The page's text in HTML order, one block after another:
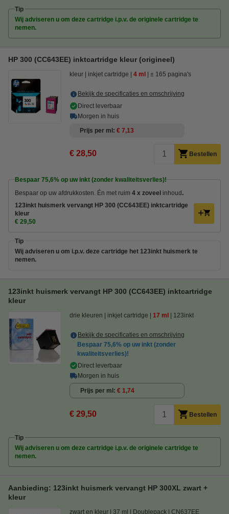
Tip
Wij adviseren u om deze cartridge i.p.v. de originele cartridge te
nemen.
HP 300 (CC643EE) inktcartridge kleur (origineel)
kleur inkjet cartridge 4 ml ± 165 pagina's
Bekijk de specificaties en omschrijving
Direct leverbaar
Morgen in huis
Prijs per ml
€ 7,13
€ 28,50 Bestellen
Bespaar 75,6% op uw inkt (zonder kwaliteitsverlies)!
Bespaar op uw afdrukkosten. Én met ruim 4 x zoveel inhoud .
123inkt huismerk vervangt HP 300 (CC643EE) inktcartridge
kleur
€ 29,50
Tip
Wij adviseren u om i.p.v. deze cartridge het 123inkt huismerk te
nemen.
123inkt huismerk vervangt HP 300 (CC643EE) inktcartridge
kleur
drie kleuren inkjet cartridge 17 ml 123inkt
Bekijk de specificaties en omschrijving
Bespaar 75,6% op uw inkt (zonder
kwaliteitsverlies)!
Direct leverbaar
Morgen in huis
Prijs per ml € 1,74
€ 29,50 Bestellen
Tip
Wij adviseren u om deze cartridge i.p.v. de originele cartridge te
nemen.
Aanbieding: 123inkt huismerk vervangt HP 300XL zwart +
kleur
zwart en kleur 37 ml Doublepack CN637EE